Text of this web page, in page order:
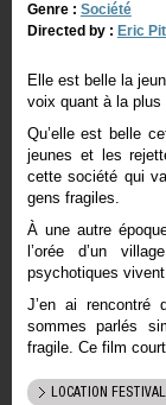
Genre : Société
Directed by : Eric
Elle est belle la
voix quant à la
Qu’elle est belle
jeunes et les
cette société qui
gens fragiles.
À une autre
l’orée d’un
psychotiques
J’en ai
sommes parlés
fragile. Ce film
LOCATION FESTIVAL